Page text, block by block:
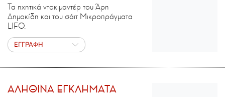
Τα ηχητικά ντοκιμαντέρ του Άρη
Δημοκίδη και του σάιτ Μικροπράγματα
LIFO.
ΕΓΓΡΑΦΗ
ΑΛΗΘΙΝΑ ΕΓΚΛΗΜΑΤΑ